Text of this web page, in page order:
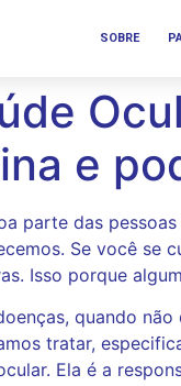
SOBRE
e
parte das
Se você se
Isso porque
quando
tratar,
Ela é a